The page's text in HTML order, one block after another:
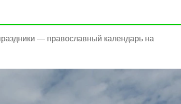
— православный календарь на